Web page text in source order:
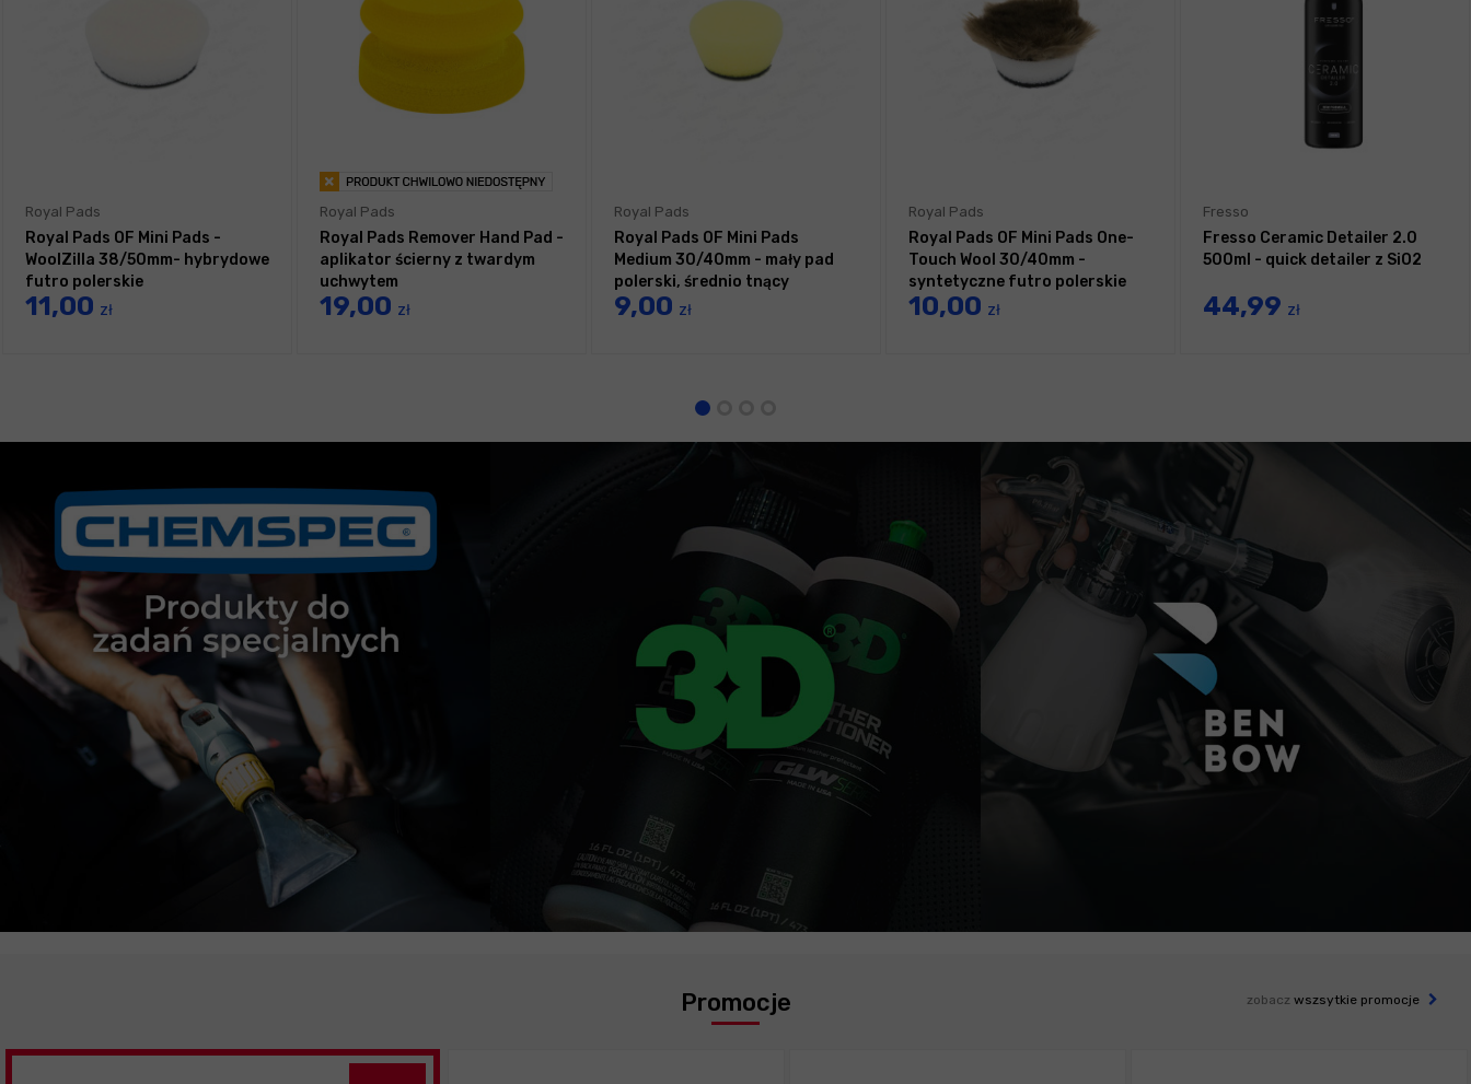
Royal Pads
Royal Pads OF Mini Pads -
WoolZilla 38/50mm- hybrydowe
futro polerskie
11,00 zł
Royal Pads
Royal Pads Remover Hand Pad -
aplikator ścierny z twardym
uchwytem
19,00 zł
Royal Pads
Royal Pads OF Mini Pads
Medium 30/40mm - mały pad
polerski, średnio tnący
9,00 zł
Royal Pads
Royal Pads OF Mini Pads One-
Touch Wool 30/40mm -
syntetyczne futro polerskie
10,00 zł
Fresso
Fresso Ceramic Detailer 2.0
500ml - quick detailer z SiO2
44,99 zł
Promocje zobacz wszsytkie promocje